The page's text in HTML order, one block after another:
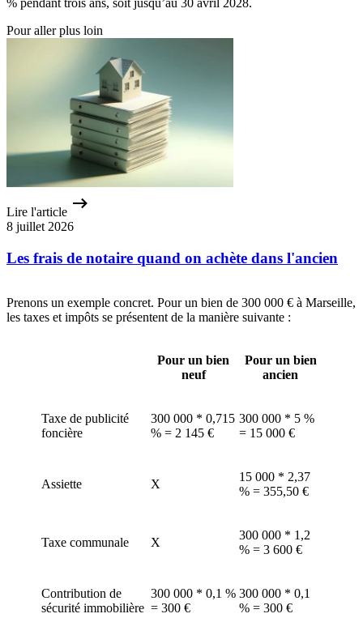
% pendant trois ans, soit jusqu’au 30 avril 2028.
Pour aller plus loin
Lire l'article
8 juillet 2026
Les frais de notaire quand on achète dans l'ancien
Prenons un exemple concret. Pour un bien de 300 000 € à Marseille,
les taxes et impôts se présentent de la manière suivante :
Pour un bien
neuf
Pour un bien
ancien
Taxe de publicité
foncière
300 000 * 0,715
% = 2 145 €
300 000 * 5 %
= 15 000 €
Assiette X
15 000 * 2,37
% = 355,50 €
Taxe communale X
300 000 * 1,2
% = 3 600 €
Contribution de
sécurité immobilière
300 000 * 0,1 %
= 300 €
300 000 * 0,1
% = 300 €